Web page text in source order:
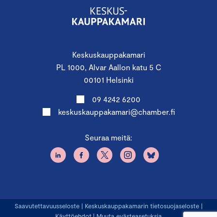
Keskuskauppakamari
PL 1000, Alvar Aallon katu 5 C
00101 Helsinki
09 4242 6200
keskuskauppakamari@chamber.fi
Seuraa meitä:
Saavutettavuusseloste | Keskuskauppakamarin tietosuojaseloste |